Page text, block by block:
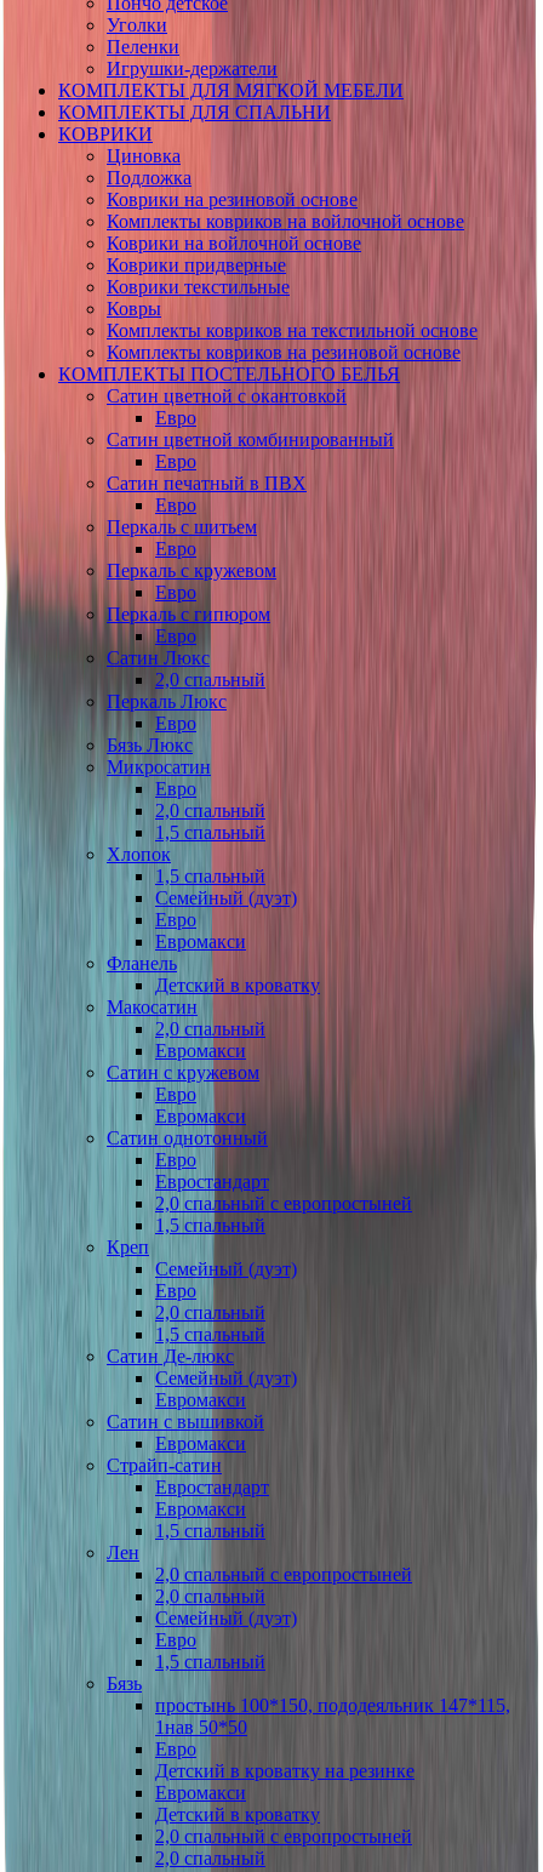
Уголки
Пеленки
Игрушки-держатели
КОМПЛЕКТЫ ДЛЯ МЯГКОЙ МЕБЕЛИ
КОМПЛЕКТЫ ДЛЯ СПАЛЬНИ
КОВРИКИ
Циновка
Подложка
Коврики на резиновой основе
Комплекты ковриков на войлочной основе
Коврики на войлочной основе
Коврики придверные
Коврики текстильные
Ковры
Комплекты ковриков на текстильной основе
Комплекты ковриков на резиновой основе
КОМПЛЕКТЫ ПОСТЕЛЬНОГО БЕЛЬЯ
Сатин цветной с окантовкой
Евро
Сатин цветной комбинированный
Евро
Сатин печатный в ПВХ
Евро
Перкаль с шитьем
Евро
Перкаль с кружевом
Евро
Перкаль с гипюром
Евро
Сатин Люкс
2,0 спальный
Перкаль Люкс
Евро
Бязь Люкс
Микросатин
Евро
2,0 спальный
1,5 спальный
Хлопок
1,5 спальный
Семейный (дуэт)
Евро
Евромакси
Фланель
Детский в кроватку
Макосатин
2,0 спальный
Евромакси
Сатин с кружевом
Евро
Евромакси
Сатин однотонный
Евро
Евростандарт
2,0 спальный с европростыней
1,5 спальный
Креп
Семейный (дуэт)
Евро
2,0 спальный
1,5 спальный
Сатин Де-люкс
Семейный (дуэт)
Евромакси
Сатин с вышивкой
Евромакси
Страйп-сатин
Евростандарт
Евромакси
1,5 спальный
Лен
2,0 спальный с европростыней
2,0 спальный
Семейный (дуэт)
Евро
1,5 спальный
Бязь
простынь 100*150, пододеяльник 147*115,
1нав 50*50
Евро
Детский в кроватку на резинке
Евромакси
Детский в кроватку
2,0 спальный с европростыней
2,0 спальный